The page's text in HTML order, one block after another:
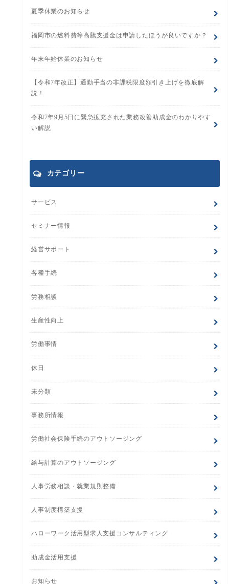
夏季休業のお知らせ
福岡市の燃料費等高騰支援金は申請したほうが良いですか？
年末年始休業のお知らせ
【令和7年改正】通勤手当の非課税限度額引き上げを徹底解
説！
令和7年9月5日に緊急拡充された業務改善助成金のわかりやす
い解説
カテゴリー
サービス
セミナー情報
経営サポート
各種手続
労務相談
生産性向上
労働事情
休日
未分類
事務所情報
労働社会保険手続のアウトソージング
給与計算のアウトソージング
人事労務相談・就業規則整備
人事制度構築支援
ハローワーク活用型求人支援コンサルティング
助成金活用支援
お知らせ